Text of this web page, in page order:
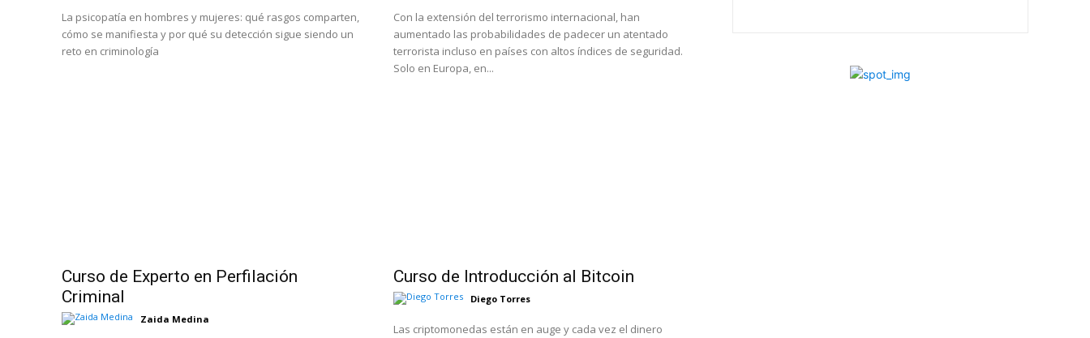
La psicopatía en hombres y mujeres: qué rasgos comparten,
cómo se manifiesta y por qué su detección sigue siendo un
reto en criminología
Con la extensión del terrorismo internacional, han
aumentado las probabilidades de padecer un atentado
terrorista incluso en países con altos índices de seguridad.
Solo en Europa, en...
Curso de Experto en Perfilación
Criminal
Zaida Medina
Curso de Introducción al Bitcoin
Diego Torres
Las criptomonedas están en auge y cada vez el dinero